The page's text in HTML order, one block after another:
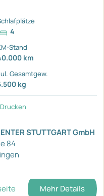
4
Stand
km
Gesamtgew.
kg
Drucken
STUTTGART GmbH
84
Mehr Details